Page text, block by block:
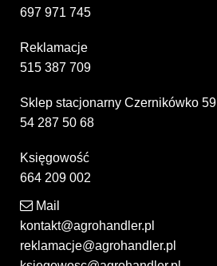
697 971 745
Reklamacje
515 387 709
Sklep stacjonarny Czernikówko 59
54 287 50 68
Księgowość
664 209 002
Mail
kontakt@agrohandler.pl
reklamacje@agrohandler.pl